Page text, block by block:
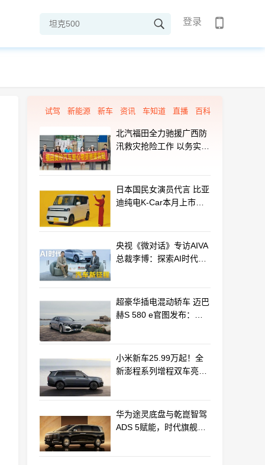
登录
试驾 新能源 新车 资讯 车知道 直播 百科
北汽福田全力驰援广西防
汛救灾抢险工作 以务实行
日本国民女演员代言 比亚
迪纯电K-Car本月上市：
央视《微对话》专访AIVA
总裁李博：探索AI时代汽
超豪华插电混动轿车 迈巴
赫S 580 e官图发布：老
小米新车25.99万起！全
新澎程系列增程双车亮相
华为途灵底盘与乾崑智驾
ADS 5赋能，时代旗舰